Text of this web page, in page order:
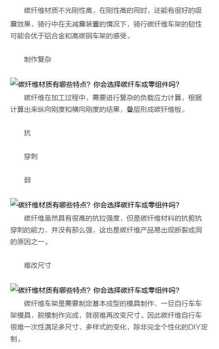
碳纤维材质不光刚性高，在刚性高的同时，还能有很好的吸
震效果，骑行中在无减震装置的情况下，骑行碳纤维车架的韧性
可能会优于铝合金和高碳钢车架的感受。
制作复杂
碳纤维在加工过程中，需要进行复杂的负载应力计算，根据
计算出来纵向刚度和横向刚度的结果，叠层形成碳钎维板。
抗
穿刺
弱
碳纤维虽然具有很高的抗拉强度，但是碳纤维材料的抗剪抗
穿刺的能力，并没有那么强，这也是碳纤维产品易出现断裂或洞
的原因之一。
难改尺寸
碳纤维车架是需要制定基本成型的模具制作，一旦自行车车
架模具，脱模制作完成，就很难再改变尺寸。因此碳纤维自行车
很难一次性满足多尺寸、多样式的变化，除非完全个性化的DIY定
制。